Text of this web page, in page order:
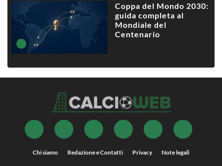
Coppa del Mondo 2030:
guida completa al
Mondiale del
Centenario
Chi siamo Redazione e Contatti Privacy Note legali